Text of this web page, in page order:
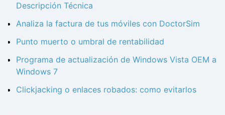
Descripción Técnica
Analiza la factura de tus móviles con DoctorSim
Punto muerto o umbral de rentabilidad
Programa de actualización de Windows Vista OEM a
Windows 7
Clickjacking o enlaces robados: como evitarlos